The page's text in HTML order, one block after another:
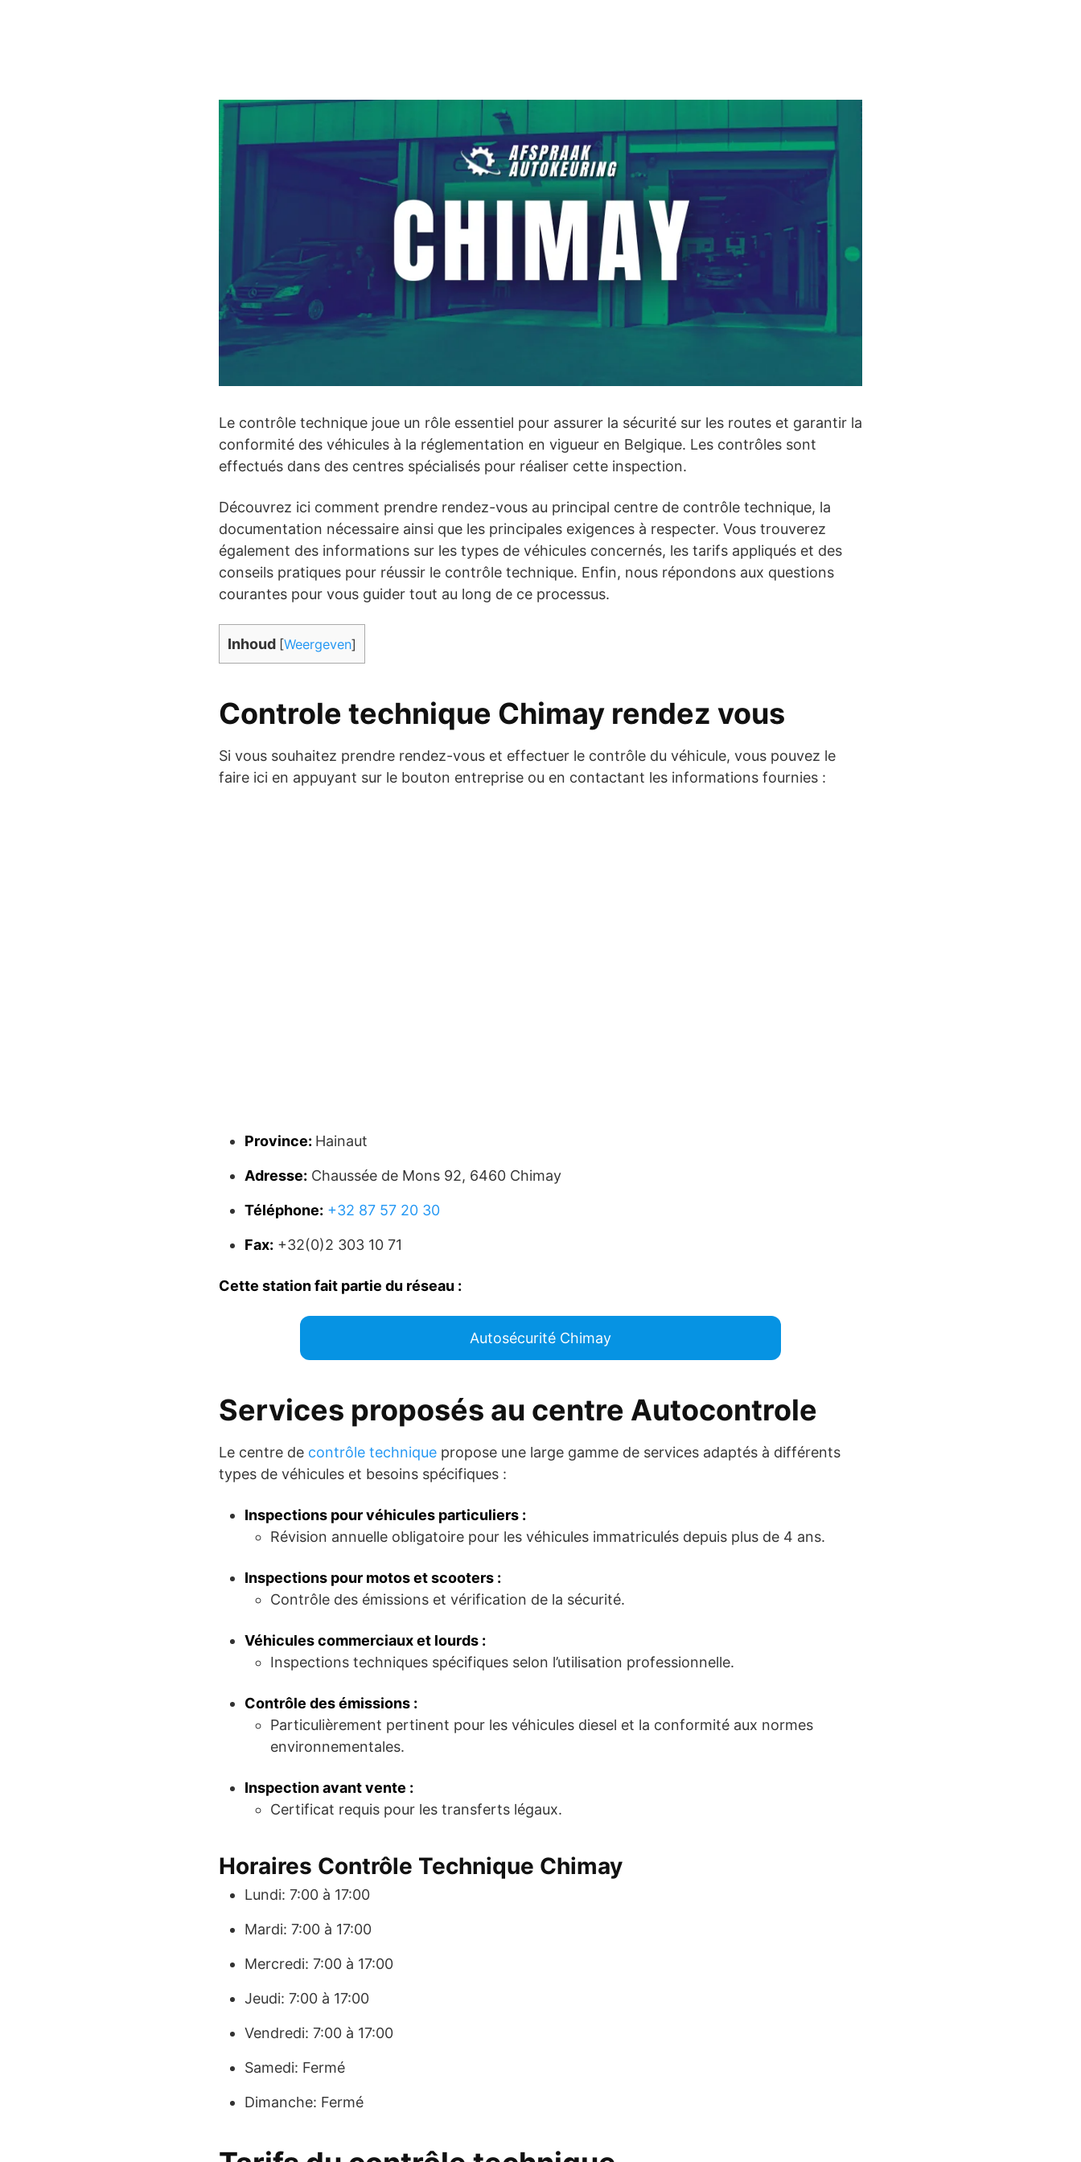
Le contrôle technique joue un rôle essentiel pour assurer la sécurité sur les routes et garantir la
conformité des véhicules à la réglementation en vigueur en Belgique. Les contrôles sont
effectués dans des centres spécialisés pour réaliser cette inspection.
Découvrez ici comment prendre rendez-vous au principal centre de contrôle technique, la
documentation nécessaire ainsi que les principales exigences à respecter. Vous trouverez
également des informations sur les types de véhicules concernés, les tarifs appliqués et des
conseils pratiques pour réussir le contrôle technique. Enfin, nous répondons aux questions
courantes pour vous guider tout au long de ce processus.
Inhoud [Weergeven]
Controle technique Chimay rendez vous
Si vous souhaitez prendre rendez-vous et effectuer le contrôle du véhicule, vous pouvez le
faire ici en appuyant sur le bouton entreprise ou en contactant les informations fournies :
Province: Hainaut
Adresse: Chaussée de Mons 92, 6460 Chimay
Téléphone: +32 87 57 20 30
Fax: +32(0)2 303 10 71
Cette station fait partie du réseau :
Autosécurité Chimay
Services proposés au centre Autocontrole
Le centre de contrôle technique propose une large gamme de services adaptés à différents
types de véhicules et besoins spécifiques :
Inspections pour véhicules particuliers :
Révision annuelle obligatoire pour les véhicules immatriculés depuis plus de 4 ans.
Inspections pour motos et scooters :
Contrôle des émissions et vérification de la sécurité.
Véhicules commerciaux et lourds :
Inspections techniques spécifiques selon l’utilisation professionnelle.
Contrôle des émissions :
Particulièrement pertinent pour les véhicules diesel et la conformité aux normes
environnementales.
Inspection avant vente :
Certificat requis pour les transferts légaux.
Horaires Contrôle Technique Chimay
Lundi: 7:00 à 17:00
Mardi: 7:00 à 17:00
Mercredi: 7:00 à 17:00
Jeudi: 7:00 à 17:00
Vendredi: 7:00 à 17:00
Samedi: Fermé
Dimanche: Fermé